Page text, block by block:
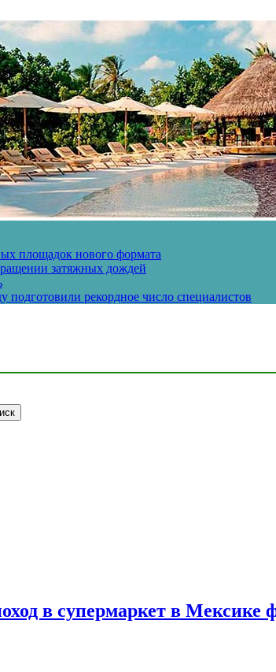
площадок нового формата
затяжных дождей
подготовили рекордное число специалистов
в супермаркет в Мексике